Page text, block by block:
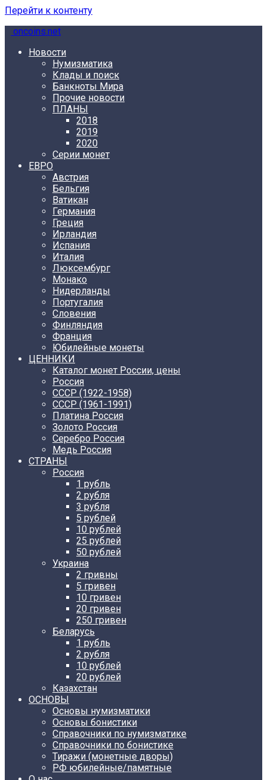
Перейти к контенту
oncoins.net
Новости
Нумизматика
Клады и поиск
Банкноты Мира
Прочие новости
ПЛАНЫ
2018
2019
2020
Серии монет
ЕВРО
Австрия
Бельгия
Ватикан
Германия
Греция
Ирландия
Испания
Италия
Люксембург
Монако
Нидерланды
Португалия
Словения
Финляндия
Франция
Юбилейные монеты
ЦЕННИКИ
Каталог монет России, цены
Россия
СССР (1922-1958)
CCCР (1961-1991)
Платина Россия
Золото Россия
Серебро Россия
Медь Россия
СТРАНЫ
Россия
1 рубль
2 рубля
3 рубля
5 рублей
10 рублей
25 рублей
50 рублей
Украина
2 гривны
5 гривен
10 гривен
20 гривен
250 гривен
Беларусь
1 рубль
2 рубля
10 рублей
20 рублей
Казахстан
ОСНОВЫ
Основы нумизматики
Основы бонистики
Справочники по нумизматике
Справочники по бонистике
Тиражи (монетные дворы)
РФ юбилейные/памятные